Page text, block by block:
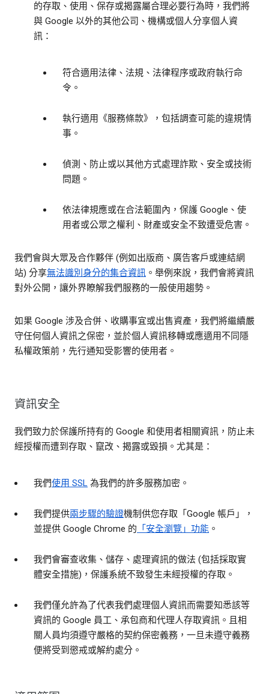
的存取、使用、保存或揭露屬合理必要行為時，我們將
與 Google 以外的其他公司、機構或個人分享個人資
訊：
符合適用法律、法規、法律程序或政府執行命
令。
執行適用《服務條款》，包括調查可能的違規情
事。
偵測、防止或以其他方式處理詐欺、安全或技術
問題。
依法律規應或在合法範圍內，保護 Google、使
用者或公眾之權利、財產或安全不致遭受危害。
我們會與大眾及合作夥伴 (例如出版商、廣告客戶或連結網
站) 分享無法識別身分的集合資訊 。舉例來說，我們會將資訊
對外公開，讓外界瞭解我們服務的一般使用趨勢。
如果 Google 涉及合併、收購事宜或出售資產，我們將繼續嚴
守任何個人資訊之保密，並於個人資訊移轉或應適用不同隱
私權政策前，先行通知受影響的使用者。
資訊安全
我們致力於保護所持有的 Google 和使用者相關資訊，防止未
經授權而遭到存取、竄改、揭露或毀損。尤其是：
我們使用 SSL 為我們的許多服務加密。
我們提供兩步驟的驗證機制供您存取「Google 帳戶」，
並提供 Google Chrome 的 「安全瀏覽」功能 。
我們會審查收集、儲存、處理資訊的做法 (包括採取實
體安全措施)，保護系統不致發生未經授權的存取。
我們僅允許為了代表我們處理個人資訊而需要知悉該等
資訊的 Google 員工、承包商和代理人存取資訊。且相
關人員均須遵守嚴格的契約保密義務，一旦未遵守義務
便將受到懲戒或解約處分。